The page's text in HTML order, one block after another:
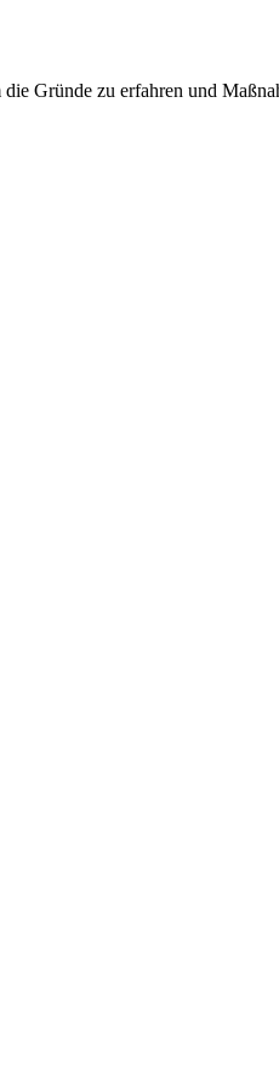
die Gründe zu erfahren und